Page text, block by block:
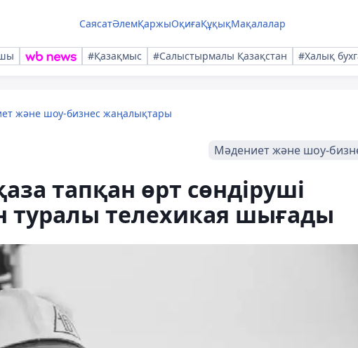
СаясатӘлемҚаржыОқиғаҚұқықМақалалар
#Қазақмыс #Салыстырмалы Қазақстан #Халық
және шоу-бизнес жаңалықтары
Мәдениет және шоу-
тапқан өрт сөндіруші
туралы телехикая шығады